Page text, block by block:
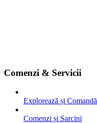
Comenzi & Servicii
Explorează și Comandă
Comenzi și Sarcini